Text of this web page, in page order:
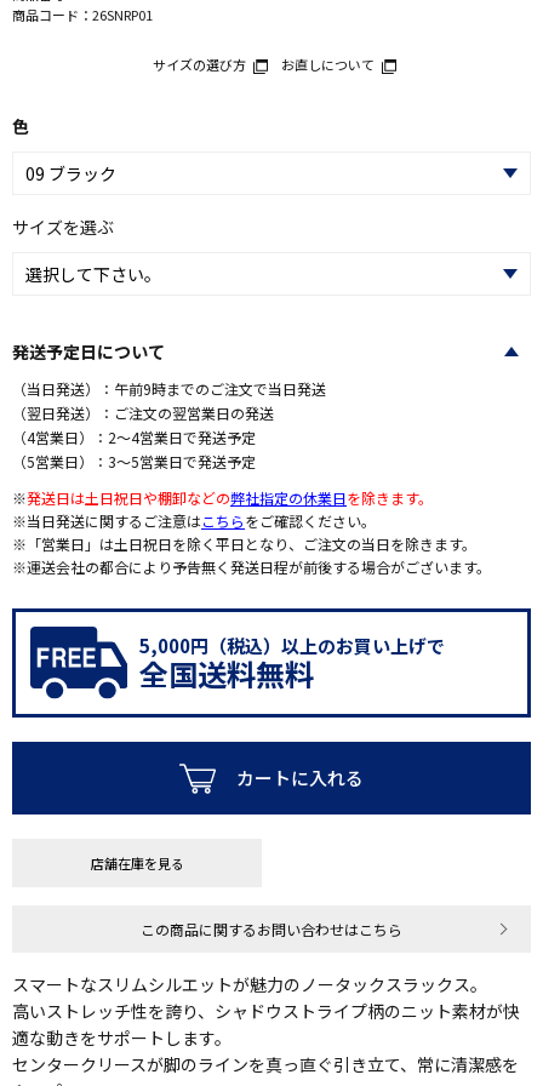
商品コード： 26SNRP01
サイズの選び方 お直しについて
色
サイズを選ぶ
発送予定日について
（当日発送）：午前9時までのご注文で当日発送
（翌日発送）：ご注文の翌営業日の発送
（4営業日）：2～4営業日で発送予定
（5営業日）：3～5営業日で発送予定
※発送日は土日祝日や棚卸などの弊社指定の休業日を除きます。
※当日発送に関するご注意はこちらをご確認ください。
※「営業日」は土日祝日を除く平日となり、ご注文の当日を除きます。
※運送会社の都合により予告無く発送日程が前後する場合がございます。
5,000円（税込）以上のお買い上げで
全国送料無料
カートに入れる
店舗在庫を見る
この商品に関するお問い合わせはこちら
スマートなスリムシルエットが魅力のノータックスラックス。
高いストレッチ性を誇り、シャドウストライプ柄のニット素材が快
適な動きをサポートします。
センタークリースが脚のラインを真っ直ぐ引き立て、常に清潔感を